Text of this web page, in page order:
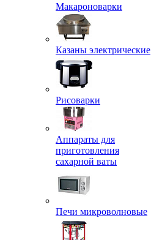
Макароноварки
Казаны электрические
Рисоварки
Аппараты для
приготовления
сахарной ваты
Печи микроволновые